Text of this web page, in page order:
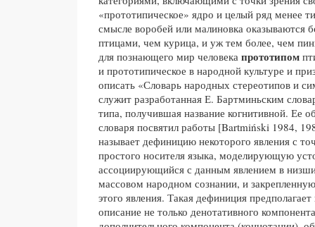
«прототипическое» ядро и целый ряд менее
смысле воробей или малиновка оказываются
птицами, чем курица, и уж тем более, чем
для познающего мир человека прототипом
и прототипическое в народной культуре и
описать «Словарь народных стереотипов и
служит разработанная Е. Бартминьским
типа, получившая название когнитивной. Ее
словаря посвятил работы [Bartmiński 1984,
называет дефиницию некоторого явления с
простого носителя языка, моделирующую
ассоциирующийся с данным явлением в
массовом народном сознании, и
этого явления. Такая дефиниция
описание не только денотативного